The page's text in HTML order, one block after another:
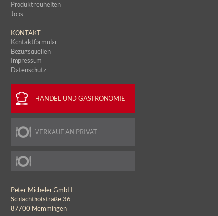
Produktneuheiten
Jobs
KONTAKT
Kontaktformular
Bezugsquellen
Impressum
Datenschutz
HANDEL UND GASTRONOMIE
VERKAUF AN PRIVAT
Peter Micheler GmbH
Schlachthofstraße 36
87700 Memmingen